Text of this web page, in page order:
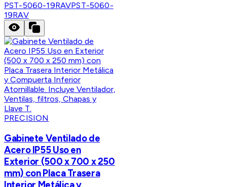
PST-5060-19RAVPST-5060-
19RAV
PRECISION
Gabinete Ventilado de
Acero IP55 Uso en
Exterior (500 x 700 x 250
mm) con Placa Trasera
Interior Metálica y